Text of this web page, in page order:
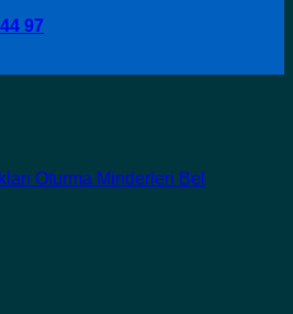
97
Oturma Minderleri Bel